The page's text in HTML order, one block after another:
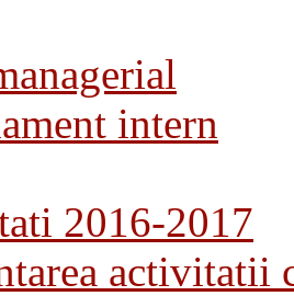
intern
2016-2017
activitatii